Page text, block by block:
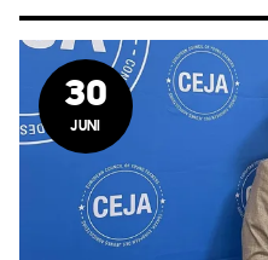
30
JUNI